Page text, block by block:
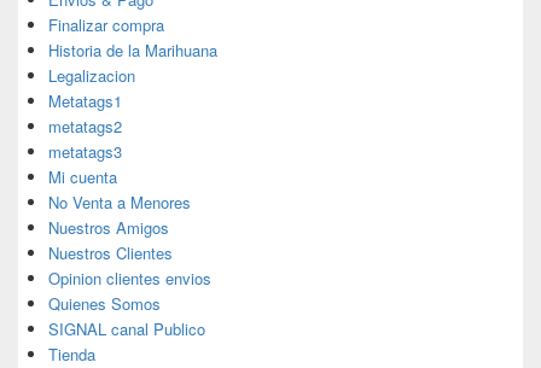
Finalizar compra
Historia de la Marihuana
Legalizacion
Metatags1
metatags2
metatags3
Mi cuenta
No Venta a Menores
Nuestros Amigos
Nuestros Clientes
Opinion clientes envios
Quienes Somos
SIGNAL canal Publico
Tienda